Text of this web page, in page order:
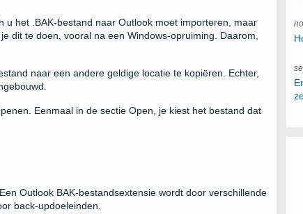
het .BAK-bestand naar Outlook moet importeren, maar
dit te doen, vooral na een Windows-opruiming. Daarom,
naar een andere geldige locatie te kopiëren. Echter,
Eenmaal in de sectie Open, je kiest het bestand dat
Outlook BAK-bestandsextensie wordt door verschillende
back-updoeleinden.